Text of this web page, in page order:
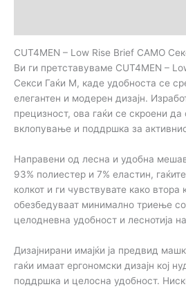
CUT4MEN – Low Rise Brief CAMO
Ви ги претставуваме CUT4MEN –
Секси Гаќи M, каде удобноста се
елегантен и модерен дизајн.
прецизност, ова гаќи се скроени
вклопување и поддршка за
Направени од лесна и удобна
93% полиестер и 7% еластин,
колкот и ги чувствувате како
обезбедуваат минимално триење
целодневна удобност и леснотија
Дизајнирани имајќи ја предвид
гаќи имаат ергономски дизајн кој
поддршка и целосна удобност.